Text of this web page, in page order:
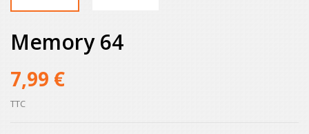
Memory 64
7,99 €
TTC